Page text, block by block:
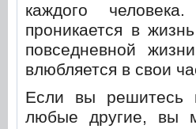
каждого
проникается в
повседневной
влюбляется в свои
Если вы решитесь
любые другие, вы